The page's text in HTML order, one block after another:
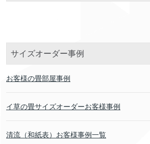
サイズオーダー事例
お客様の畳部屋事例
イ草の畳サイズオーダーお客様事例
清流（和紙表）お客様事例一覧